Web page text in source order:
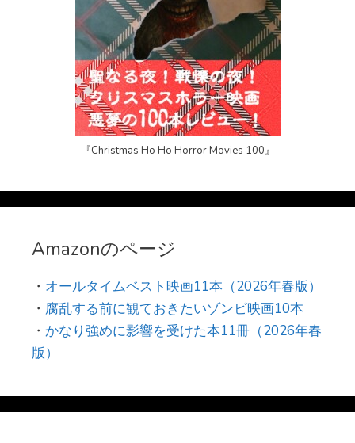
『Christmas Ho Ho Horror Movies 100』
Amazonのページ
・ オールタイムベスト映画11本（2026年春版）
・ 腐乱する前に観ておきたいゾンビ映画10本
・ かなり強めに影響を受けた本11冊（2026年春
版）